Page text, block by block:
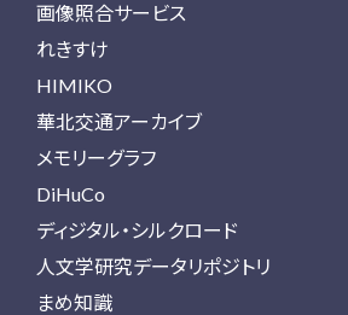
画像照合サービス
れきすけ
HIMIKO
華北交通アーカイブ
メモリーグラフ
DiHuCo
ディジタル・シルクロード
人文学研究データリポジトリ
まめ知識